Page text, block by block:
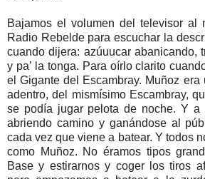
Bajamos el volumen del televisor al
Radio Rebelde para escuchar la
cuando dijera: azúuucar abanicando,
y pa’ la tonga. Para oírlo clarito
el Gigante del Escambray. Muñoz
adentro, del mismísimo Escambray,
se podía jugar pelota de noche. Y a
abriendo camino y ganándose al
cada vez que viene a batear. Y todos
como Muñoz. No éramos tipos
Base y estirarnos y coger los tiros